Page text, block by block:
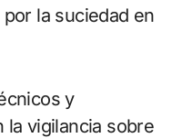
la suciedad en
y
la vigilancia sobre